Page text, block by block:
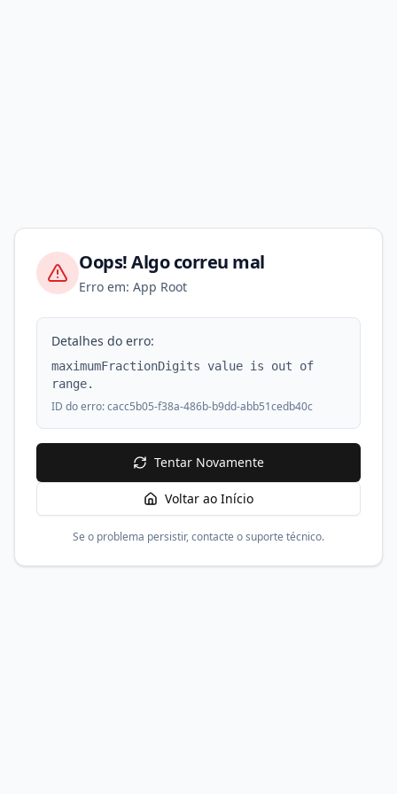
Oops! Algo correu mal
Erro em: App Root
Detalhes do erro:
maximumFractionDigits value is out of
range.
ID do erro:cacc5b05-f38a-486b-b9dd-abb51cedb40c
Tentar Novamente
Voltar ao Início
Se o problema persistir, contacte o suporte técnico.